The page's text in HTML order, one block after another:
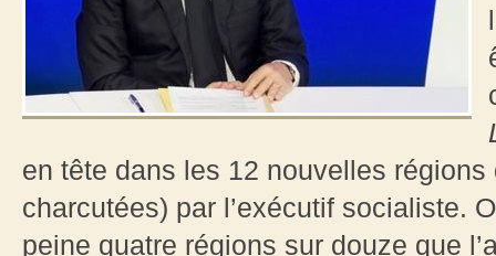
en tête dans les 12 nouvelles
charcutées) par l’exécutif socialiste.
peine quatre régions sur douze que